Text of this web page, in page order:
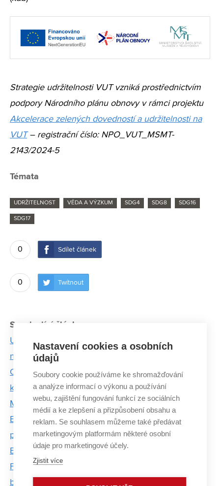
Strategie udržitelnosti VUT vzniká prostřednictvím
podpory Národního plánu obnovy v rámci projektu
Akcelerace zelených dovedností a udržitelnosti na
VUT– registrační číslo: NPO_VUT_MSMT-
2143/2024-5
Témata
UDRŽITELNOST VĚDA A VÝZKUM SDG4 SDG8 SDG16
SDG17
0 Sdílet článek
0 Twítnout
Související články:
Udržitelnost jako technologická výzva. VUT má
novou strategii a nástroj pro výpočet emisní stopy
Od couchsurfingu po klimatickou mozaiku: Stáž,
která změnila pohled na vědu i život
Mikroplastů v pitné vodě bude přibývat
E-mobilita a udržitelnost – nový studijní program
připraví absolventy na dopravu budoucnosti
Ekodesign jako cesta k udržitelnosti: Výzkumníci z
FCH VUT pomáhají českým firmám připravit se na
budoucnost
Nastavení cookies a osobních
údajů
Soubory cookie používáme ke shromažďování
a analýze informací o výkonu a používání
webu, zajištění fungování funkcí ze sociálních
médií a ke zlepšení a přizpůsobení obsahu a
reklam. Se souhlasem můžeme také předávat
marketingovým platformám některé osobní
údaje pro marketingové účely.
Zjistit více